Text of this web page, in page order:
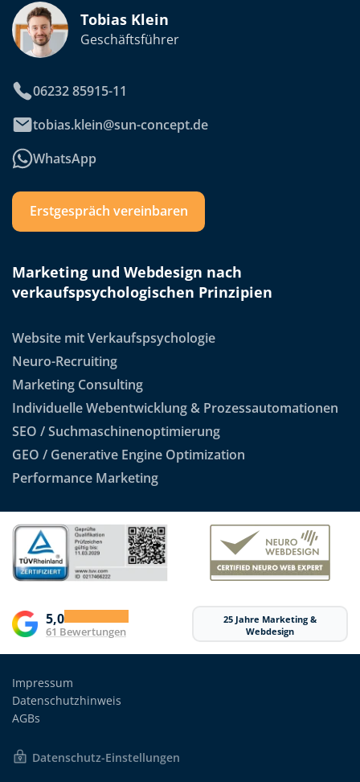
Tobias Klein
Geschäftsführer
06232 85915-11
tobias.klein@sun-concept.de
WhatsApp
Erstgespräch vereinbaren
Marketing und Webdesign nach
verkaufspsychologischen Prinzipien
Website mit Verkaufspsychologie
Neuro-Recruiting
Marketing Consulting
Individuelle Webentwicklung & Prozessautomationen
SEO / Suchmaschinenoptimierung
GEO / Generative Engine Optimization
Performance Marketing
5,0
61 Bewertungen
25 Jahre Marketing &
Webdesign
Impressum
Datenschutzhinweis
AGBs
Datenschutz-Einstellungen